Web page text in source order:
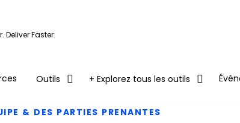
Deliver Faster.
Outils + Explorez tous les outils
& DES PARTIES PRENANTES